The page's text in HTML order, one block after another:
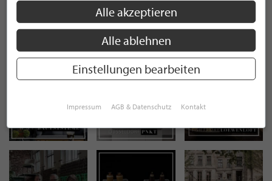
STILPUNKTE AUF
INSTAGRAM
Alle akzeptieren
Alle ablehnen
Einstellungen bearbeiten
Impressum AGB & Datenschutz Kontakt